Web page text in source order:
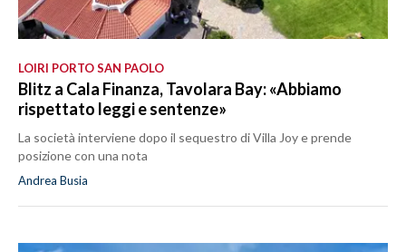
LOIRI PORTO SAN PAOLO
Blitz a Cala Finanza, Tavolara Bay: «Abbiamo
rispettato leggi e sentenze»
La società interviene dopo il sequestro di Villa Joy e prende
posizione con una nota
Andrea Busia